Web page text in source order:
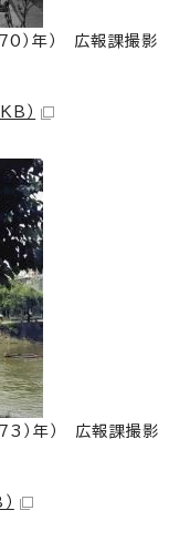
）年） 広報課撮影
）
）年） 広報課撮影